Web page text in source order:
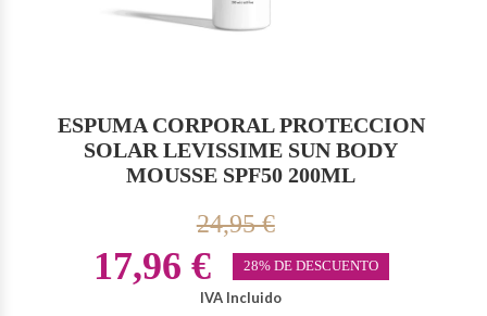
ESPUMA CORPORAL PROTECCION
SOLAR LEVISSIME SUN BODY
MOUSSE SPF50 200ML
24,95 €
17,96 € 28% DE DESCUENTO
IVA Incluido